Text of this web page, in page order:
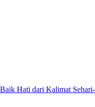
Hati dari Kalimat Sehari-